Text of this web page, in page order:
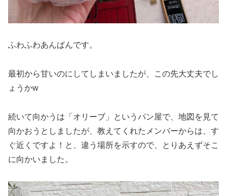
ふわふわあんぱんです。
最初から甘いのにしてしまいましたが、この先大丈夫でし
ょうかw
続いて向かうは「オリーブ」というパン屋で、地図を見て
向かおうとしましたが、教えてくれたメンバーからは、す
ぐ近くですよ！と、違う場所を示すので、とりあえずそこ
に向かいました。